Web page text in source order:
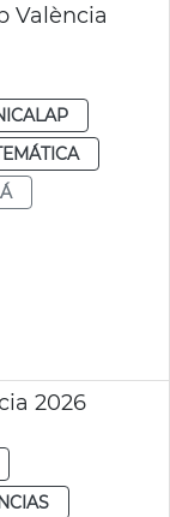
València
2026